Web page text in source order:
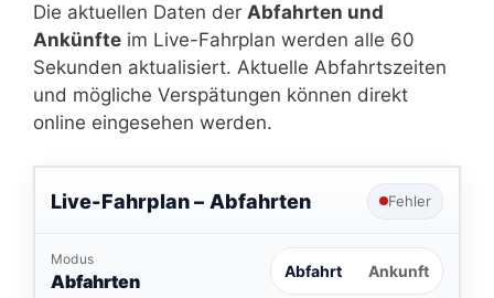
Die aktuellen Daten der Abfahrten und
Ankünfte im Live-Fahrplan werden alle 60
Sekunden aktualisiert. Aktuelle Abfahrtszeiten
und mögliche Verspätungen können direkt
online eingesehen werden.
Live-Fahrplan – Abfahrten Fehler
Modus
Abfahrten Abfahrt Ankunft